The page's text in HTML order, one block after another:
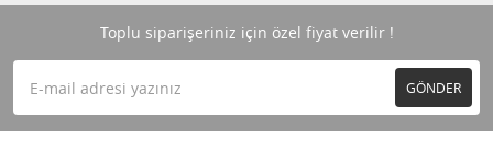
Toplu siparişeriniz için özel fiyat verilir !
GÖNDER